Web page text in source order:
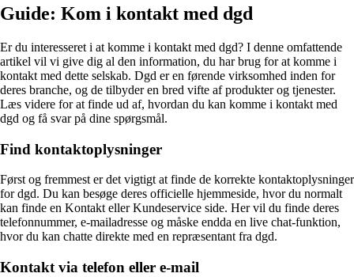
Guide: Kom i kontakt med dgd
Er du interesseret i at komme i kontakt med dgd? I denne omfattende
artikel vil vi give dig al den information, du har brug for at komme i
kontakt med dette selskab. Dgd er en førende virksomhed inden for
deres branche, og de tilbyder en bred vifte af produkter og tjenester.
Læs videre for at finde ud af, hvordan du kan komme i kontakt med
dgd og få svar på dine spørgsmål.
Find kontaktoplysninger
Først og fremmest er det vigtigt at finde de korrekte kontaktoplysninger
for dgd. Du kan besøge deres officielle hjemmeside, hvor du normalt
kan finde en Kontakt eller Kundeservice side. Her vil du finde deres
telefonnummer, e-mailadresse og måske endda en live chat-funktion,
hvor du kan chatte direkte med en repræsentant fra dgd.
Kontakt via telefon eller e-mail